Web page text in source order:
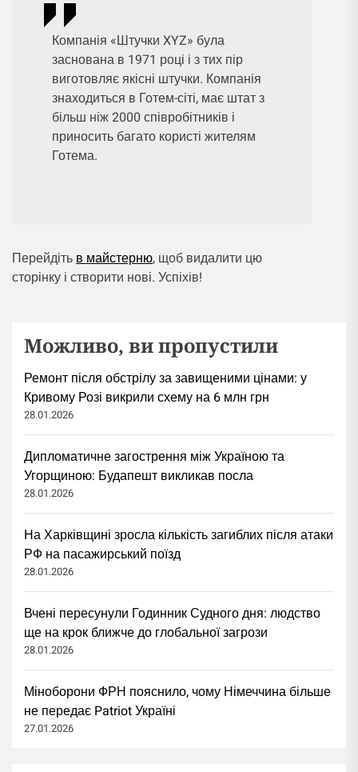
Компанія «Штучки XYZ» була
заснована в 1971 році і з тих пір
виготовляє якісні штучки. Компанія
знаходиться в Готем-сіті, має штат з
більш ніж 2000 співробітників і
приносить багато користі жителям
Готема.
Перейдітьв майстерню, щоб видалити цю
сторінку і створити нові. Успіхів!
Можливо, ви пропустили
Ремонт після обстрілу за завищеними цінами: у
Кривому Розі викрили схему на 6 млн грн
28.01.2026
Дипломатичне загострення між Україною та
Угорщиною: Будапешт викликав посла
28.01.2026
На Харківщині зросла кількість загиблих після атаки
РФ на пасажирський поїзд
28.01.2026
Вчені пересунули Годинник Судного дня: людство
ще на крок ближче до глобальної загрози
28.01.2026
Міноборони ФРН пояснило, чому Німеччина більше
не передає Patriot Україні
27.01.2026